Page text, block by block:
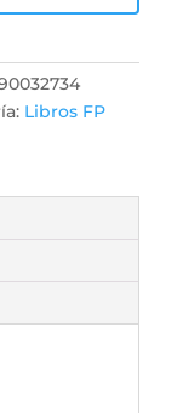
Libros FP